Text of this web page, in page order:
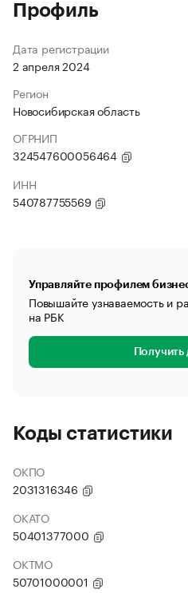
Профиль
Дата регистрации
2 апреля 2024
Регион
Новосибирская область
ОГРНИП
324547600056464
ИНН
540787755569
Управляйте профилем
Повышайте узнаваемость и
на РБК
Получить
Коды статистики
ОКПО
2031316346
ОКАТО
50401377000
ОКТМО
50701000001